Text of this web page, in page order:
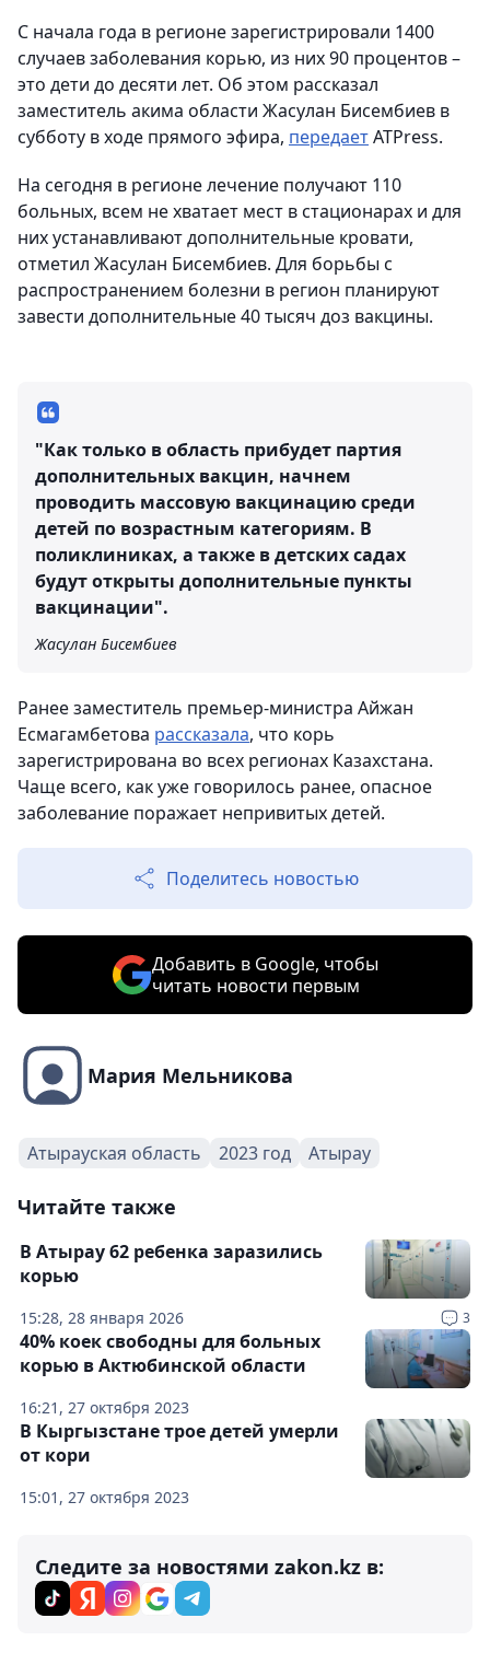
С начала года в регионе зарегистрировали 1400
случаев заболевания корью, из них 90 процентов –
это дети до десяти лет. Об этом рассказал
заместитель акима области Жасулан Бисембиев в
субботу в ходе прямого эфира, передаетATPress.
На сегодня в регионе лечение получают 110
больных, всем не хватает мест в стационарах и для
них устанавливают дополнительные кровати,
отметил Жасулан Бисембиев. Для борьбы с
распространением болезни в регион планируют
завести дополнительные 40 тысяч доз вакцины.
"Как только в область прибудет партия
дополнительных вакцин, начнем
проводить массовую вакцинацию среди
детей по возрастным категориям. В
поликлиниках, а также в детских садах
будут открыты дополнительные пункты
вакцинации".
Жасулан Бисембиев
Ранее заместитель премьер-министра Айжан
Есмагамбетова рассказала, что корь
зарегистрирована во всех регионах Казахстана.
Чаще всего, как уже говорилось ранее, опасное
заболевание поражает непривитых детей.
Поделитесь новостью
Добавить в Google, чтобы
читать новости первым
Мария Мельникова
Атырауская область 2023 год Атырау
Читайте также
15:28, 28 января 2026 3
В Атырау 62 ребенка заразились
корью
16:21, 27 октября 2023
40% коек свободны для больных
корью в Актюбинской области
15:01, 27 октября 2023
В Кыргызстане трое детей умерли
от кори
Следите за новостями zakon.kz в: